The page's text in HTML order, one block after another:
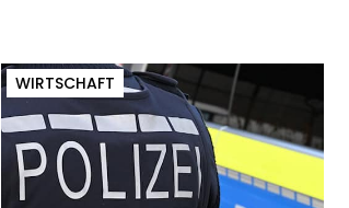
WIRTSCHAFT